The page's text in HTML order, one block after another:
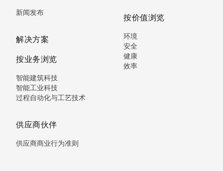
新闻发布
解决方案
按业务浏览
智能建筑科技
智能工业科技
过程自动化与工艺技术
供应商伙伴
供应商商业行为准则
按价值浏览
环境
安全
健康
效率